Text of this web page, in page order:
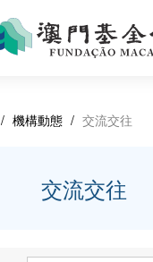
/ 機構動態 / 交流交往
交流交往